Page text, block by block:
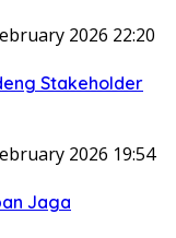
2026 22:20
Stakeholder
2026 19:54
Jaga